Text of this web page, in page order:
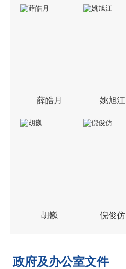
薛皓月 姚旭江
胡巍 倪俊仿
政府及办公室文件